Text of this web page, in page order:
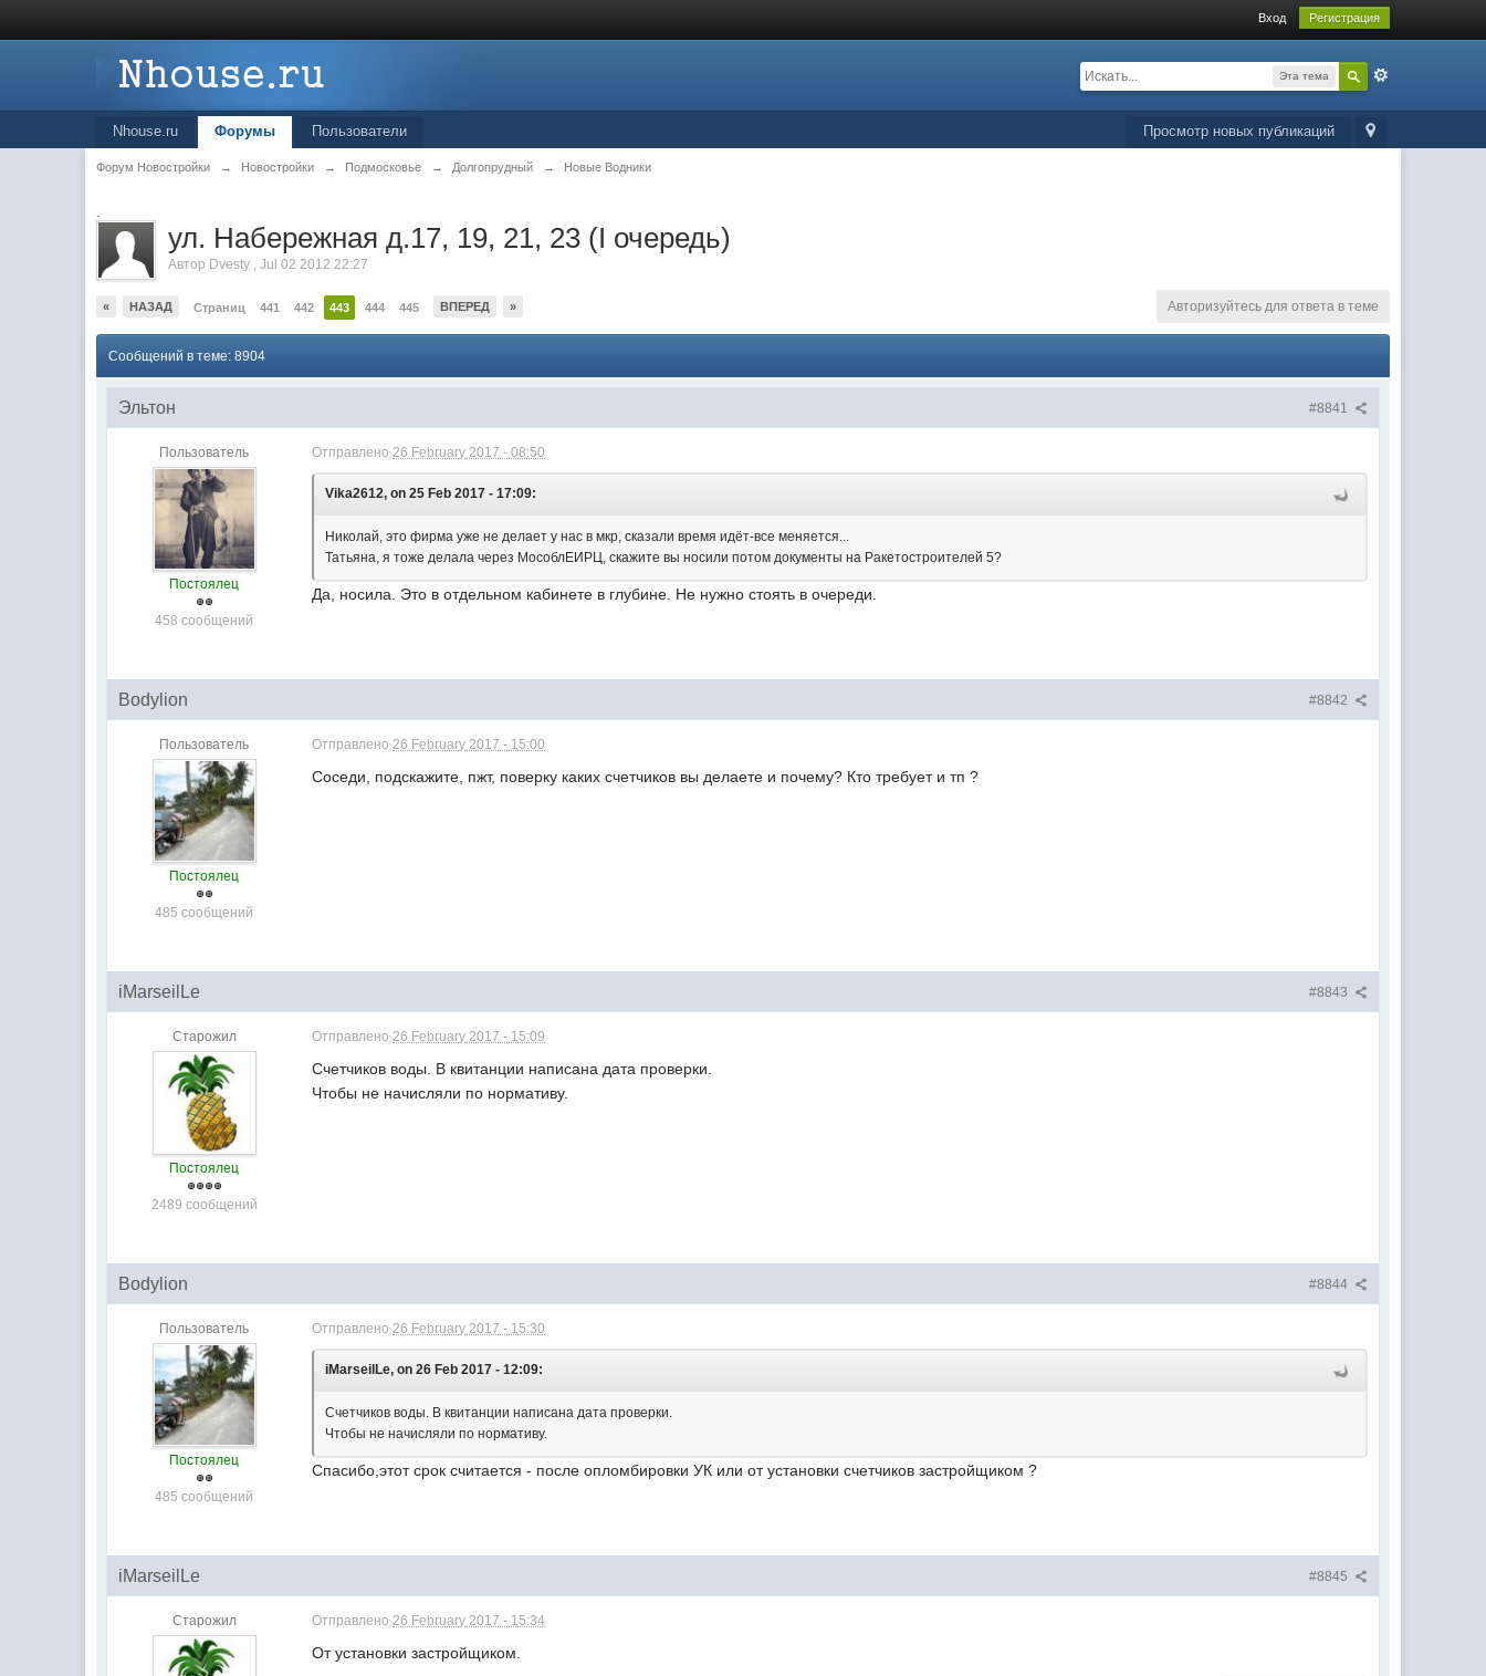
Вход Регистрация
Эта тема
Просмотр новых публикаций
Nhouse.ru Форумы Пользователи
Форум Новостройки → Новостройки → Подмосковье → Долгопрудный → Новые Водники
.
ул. Набережная д.17, 19, 21, 23 (I очередь)
Автор Dvesty ,Jul 02 2012 22:27
« НАЗАД Страниц 441 442 443 444 445 ВПЕРЕД » Авторизуйтесь для ответа в теме
Сообщений в теме: 8904
#8841
Эльтон
Пользователь
Постоялец
458 сообщений
Отправлено26 February 2017 - 08:50
Vika2612, on 25 Feb 2017 - 17:09:
Николай, это фирма уже не делает у нас в мкр, сказали время идёт-все меняется...
Татьяна, я тоже делала через МособлЕИРЦ, скажите вы носили потом документы на Ракетостроителей 5?
Да, носила. Это в отдельном кабинете в глубине. Не нужно стоять в очереди.
#8842
Bodylion
Пользователь
Постоялец
485 сообщений
Отправлено26 February 2017 - 15:00
Соседи, подскажите, пжт, поверку каких счетчиков вы делаете и почему? Кто требует и тп ?
#8843
iMarseilLe
Старожил
Постоялец
2489 сообщений
Отправлено26 February 2017 - 15:09
Счетчиков воды. В квитанции написана дата проверки.
Чтобы не начисляли по нормативу.
#8844
Bodylion
Пользователь
Постоялец
485 сообщений
Отправлено26 February 2017 - 15:30
iMarseilLe, on 26 Feb 2017 - 12:09:
Счетчиков воды. В квитанции написана дата проверки.
Чтобы не начисляли по нормативу.
Спасибо,этот срок считается - после опломбировки УК или от установки счетчиков застройщиком ?
#8845
iMarseilLe
Старожил Отправлено26 February 2017 - 15:34
От установки застройщиком.